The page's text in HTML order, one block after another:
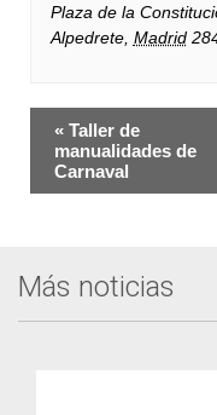
Plaza de la
Alpedrete, Madrid
Navegación
del
Evento
« Taller de
manualidades de
Carnaval
Más noticias